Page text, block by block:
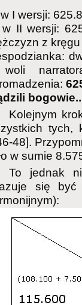
I wersji:
II wersji:
z
Kolejnym
tych,
48].
w sumie
To jednak
się